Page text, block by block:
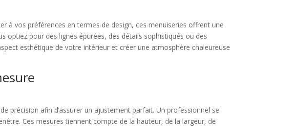
à vos préférences en termes de design, ces menuiseries offrent une
optiez pour des lignes épurées, des détails sophistiqués ou des
esthétique de votre intérieur et créer une atmosphère chaleureuse
précision afin d’assurer un ajustement parfait. Un professionnel se
Ces mesures tiennent compte de la hauteur, de la largeur, de